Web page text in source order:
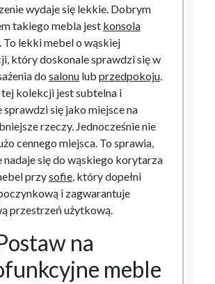
wydaje się lekkie. Dobrym
takiego mebla jest konsola
. To lekki mebel o wąskiej
który doskonale sprawdzi się w
do salonu lub przedpokoju.
tej kolekcji jest subtelna i
sprawdzi się jako miejsce na
rzeczy. Jednocześnie nie
cennego miejsca. To sprawia,
nadaje się do wąskiego korytarza
przysofie, który dopełni
i zagwarantuje
przestrzeń użytkową.
na
meble